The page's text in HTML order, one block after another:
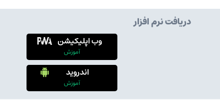
دریافت نرم افزار
وب اپلیکیشن
آموزش
اندروید
آموزش